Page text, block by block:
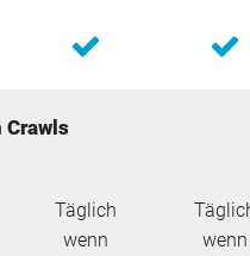
Crawls
Täglich
wenn
wenn